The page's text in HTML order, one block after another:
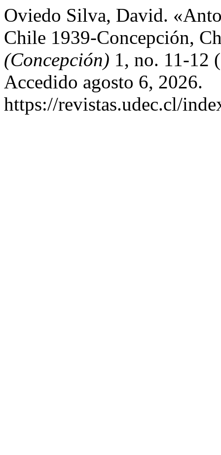
Oviedo Silva, David.
Chile 1939-Concepción,
(Concepción) 1, no. 11-12
Accedido agosto 6, 2026.
https://revistas.udec.cl/